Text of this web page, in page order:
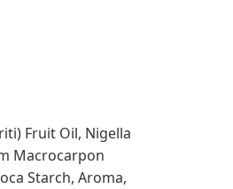
Fruit Oil, Nigella
Macrocarpon
Starch, Aroma,